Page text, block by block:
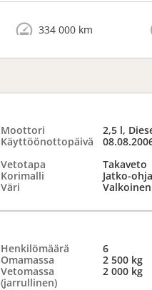
334 000 km
Moottori
2,5 l,
Käyttöönottopäivä
Vetotapa
Takaveto
Korimalli
Jatko-
Väri Valkoinen
Henkilömäärä
6
Omamassa
2 500 kg
Vetomassa
(jarrullinen)
2 000 kg